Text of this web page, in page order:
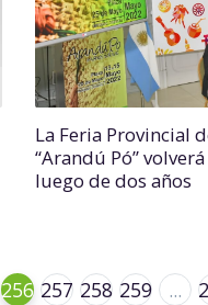
La Feria Provincial
“Arandú Pó”
luego de dos años
256 257 258 259 ...